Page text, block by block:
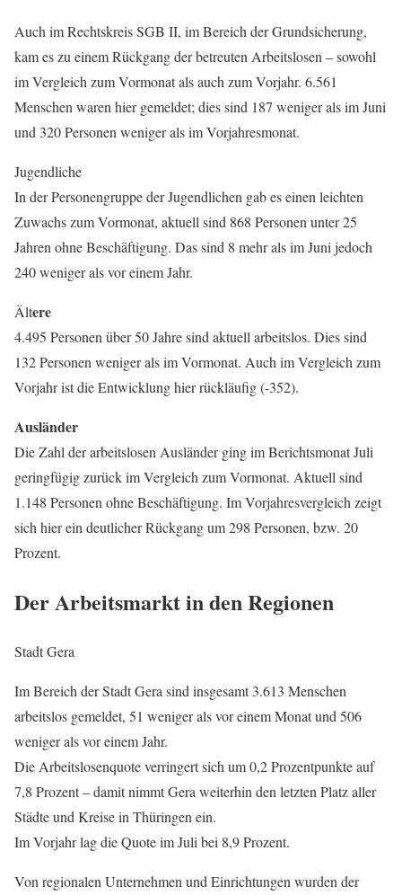
Auch im Rechtskreis SGB II, im Bereich der Grundsicherung,
kam es zu einem Rückgang der betreuten Arbeitslosen – sowohl
im Vergleich zum Vormonat als auch zum Vorjahr. 6.561
Menschen waren hier gemeldet; dies sind 187 weniger als im Juni
und 320 Personen weniger als im Vorjahresmonat.
Jugendliche
In der Personengruppe der Jugendlichen gab es einen leichten
Zuwachs zum Vormonat, aktuell sind 868 Personen unter 25
Jahren ohne Beschäftigung. Das sind 8 mehr als im Juni jedoch
240 weniger als vor einem Jahr.
Ältere
4.495 Personen über 50 Jahre sind aktuell arbeitslos. Dies sind
132 Personen weniger als im Vormonat. Auch im Vergleich zum
Vorjahr ist die Entwicklung hier rückläufig (-352).
Ausländer
Die Zahl der arbeitslosen Ausländer ging im Berichtsmonat Juli
geringfügig zurück im Vergleich zum Vormonat. Aktuell sind
1.148 Personen ohne Beschäftigung. Im Vorjahresvergleich zeigt
sich hier ein deutlicher Rückgang um 298 Personen, bzw. 20
Prozent.
Der Arbeitsmarkt in den Regionen
Stadt Gera
Im Bereich der Stadt Gera sind insgesamt 3.613 Menschen
arbeitslos gemeldet, 51 weniger als vor einem Monat und 506
weniger als vor einem Jahr.
Die Arbeitslosenquote verringert sich um 0,2 Prozentpunkte auf
7,8 Prozent – damit nimmt Gera weiterhin den letzten Platz aller
Städte und Kreise in Thüringen ein.
Im Vorjahr lag die Quote im Juli bei 8,9 Prozent.
Von regionalen Unternehmen und Einrichtungen wurden der